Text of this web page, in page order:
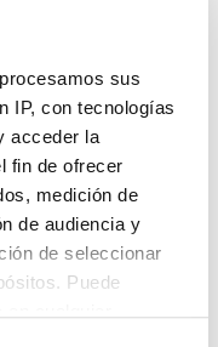
procesamos sus
IP, con tecnologías
acceder la
fin de ofrecer
medición de
de audiencia y
de seleccionar
Puede